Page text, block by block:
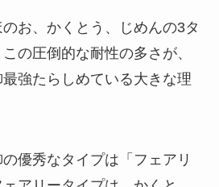
お、かくとう、じめんの3タ
の圧倒的な耐性の多さが、
強たらしめている大きな理
優秀なタイプは「フェアリ